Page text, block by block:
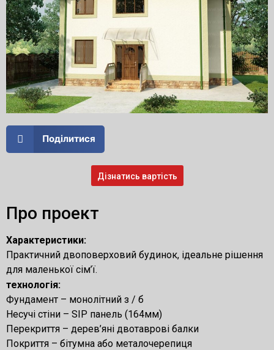
Поділитися
Дізнатись вартість
Про проект
Характеристики:
Практичний двоповерховий будинок, ідеальне рішення
для маленької сім’ї.
технологія:
Фундамент – монолітний з / б
Несучі стіни – SIP панель (164мм)
Перекриття – дерев’яні двотаврові балки
Покриття – бітумна або металочерепиця